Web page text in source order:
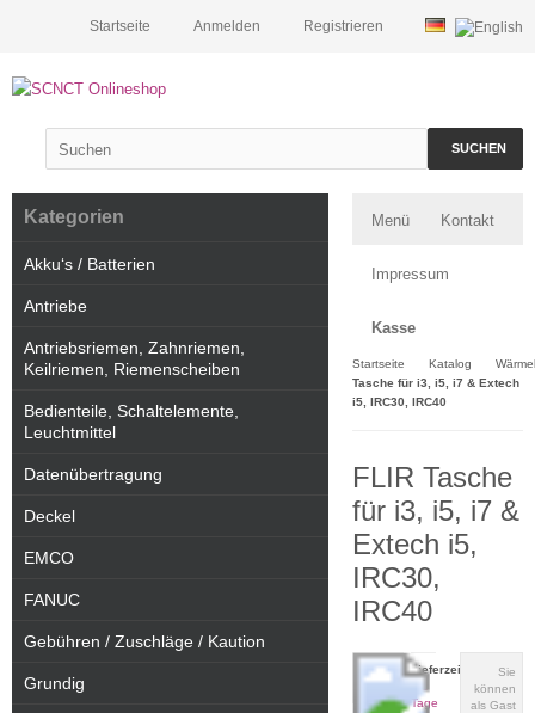
Registrieren
Anmelden
Startseite
SUCHEN
Menü Kontakt
Impressum
Kasse
Startseite Katalog
Tasche für i3, i5, i7 & Extech
i5, IRC30, IRC40
FLIR Tasche
für i3, i5, i7 &
Extech i5,
IRC30,
IRC40
Sie
können
als Gast
Lieferzeit:
1-3
Tage
Kategorien
Akku‘s / Batterien
Antriebe
Antriebsriemen, Zahnriemen,
Keilriemen, Riemenscheiben
Bedienteile, Schaltelemente,
Leuchtmittel
Datenübertragung
Deckel
EMCO
FANUC
Gebühren / Zuschläge / Kaution
Grundig